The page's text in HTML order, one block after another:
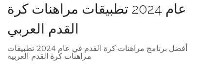
عام 2024 تطبيقات مراهنات كرة
القدم العربي
أفضل برنامج مراهنات كرة القدم في عام 2024 تطبيقات
مراهنات كرة القدم العربية